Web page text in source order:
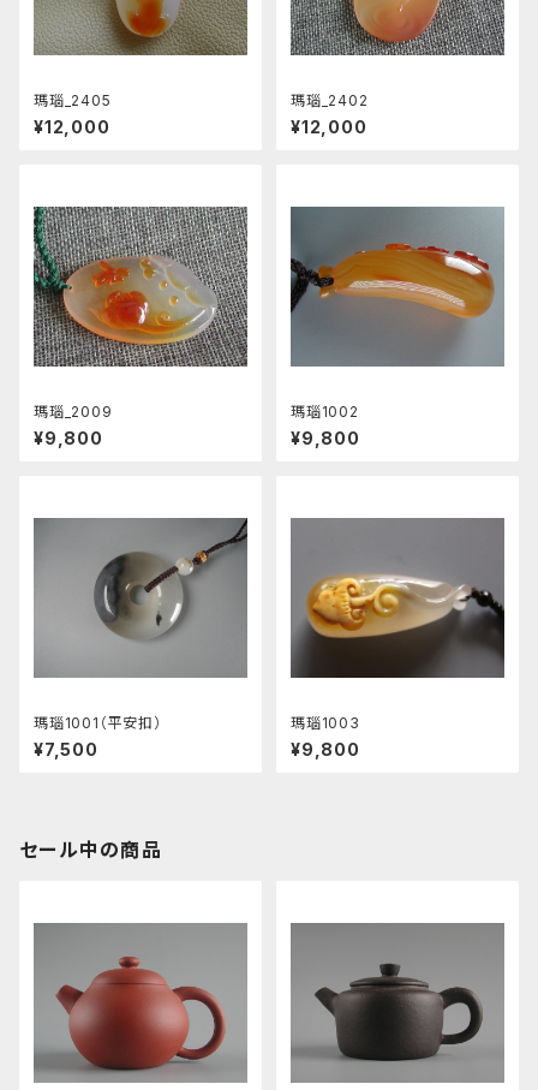
瑪瑙_2405
¥12,000
瑪瑙_2402
¥12,000
瑪瑙_2009
¥9,800
瑪瑙1002
¥9,800
瑪瑙1001（平安扣）
¥7,500
瑪瑙1003
¥9,800
セール中の商品